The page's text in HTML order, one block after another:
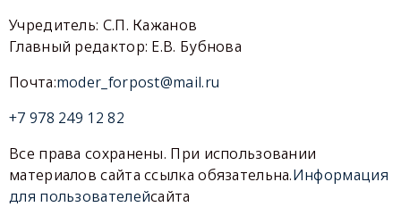
Учредитель: С.П. Кажанов
Главный редактор: Е.В. Бубнова
Почта:moder_forpost@mail.ru
+7 978 249 12 82
Все права сохранены. При использовании
материалов сайта ссылка обязательна.Информация
для пользователейсайта